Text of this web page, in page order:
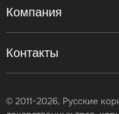
Контакты
Компания
© 2011-2026, Русские